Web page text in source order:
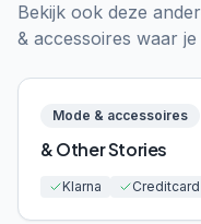
Bekijk ook deze
& accessoires waar
Mode & accessoires
& Other Stories
Klarna Creditcard